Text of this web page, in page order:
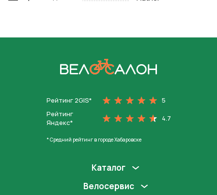
Рейтинг 2GIS*
5
Рейтинг
Яндекс*
4.7
* Средний рейтинг в городе Хабаровске
Каталог
Велосервис